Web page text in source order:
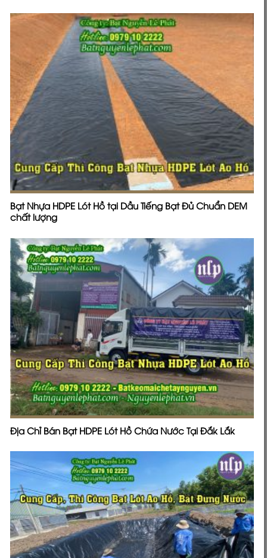
Bạt Nhựa HDPE Lót Hồ tại Dầu Tiếng Bạt Đủ Chuẩn DEM
chất lượng
Địa Chỉ Bán Bạt HDPE Lót Hồ Chứa Nước Tại Đắk Lắk